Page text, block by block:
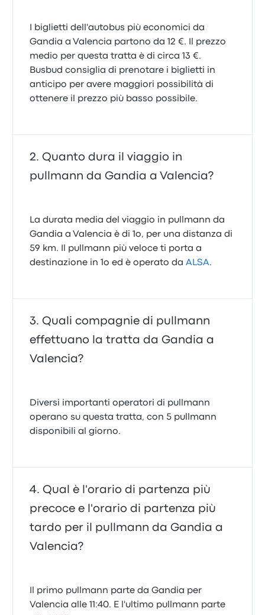
I biglietti dell'autobus più economici da
Gandia a Valencia partono da 12 €. Il prezzo
medio per questa tratta è di circa 13 €.
Busbud consiglia di prenotare i biglietti in
anticipo per avere maggiori possibilità di
ottenere il prezzo più basso possibile.
Quanto dura il viaggio in
pullmann da Gandia a Valencia?
La durata media del viaggio in pullmann da
Gandia a Valencia è di 1o, per una distanza di
59 km. Il pullmann più veloce ti porta a
destinazione in 1o ed è operato daALSA.
Quali compagnie di pullmann
effettuano la tratta da Gandia a
Valencia?
Diversi importanti operatori di pullmann
operano su questa tratta, con 5 pullmann
disponibili al giorno.
Qual è l'orario di partenza più
precoce e l'orario di partenza più
tardo per il pullmann da Gandia a
Valencia?
Il primo pullmann parte da Gandia per
Valencia alle 11:40. E l'ultimo pullmann parte